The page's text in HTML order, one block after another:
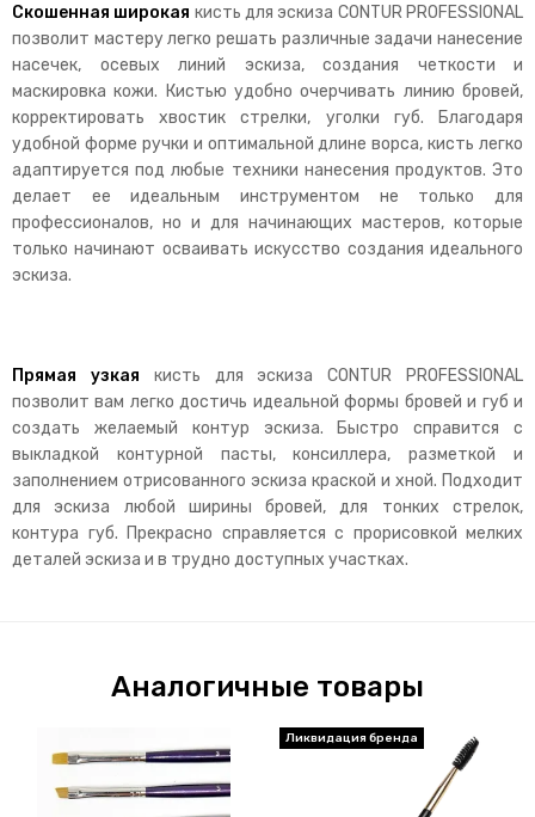
Скошенная широкая кисть для эскиза CONTUR PROFESSIONAL
позволит мастеру легко решать различные задачи нанесение
насечек, осевых линий эскиза, создания четкости и
маскировка кожи. Кистью удобно очерчивать линию бровей,
корректировать хвостик стрелки, уголки губ. Благодаря
удобной форме ручки и оптимальной длине ворса, кисть легко
адаптируется под любые техники нанесения продуктов. Это
делает ее идеальным инструментом не только для
профессионалов, но и для начинающих мастеров, которые
только начинают осваивать искусство создания идеального
эскиза.
Прямая узкая кисть для эскиза CONTUR PROFESSIONAL
позволит вам легко достичь идеальной формы бровей и губ и
создать желаемый контур эскиза. Быстро справится с
выкладкой контурной пасты, консиллера, разметкой и
заполнением отрисованного эскиза краской и хной. Подходит
для эскиза любой ширины бровей, для тонких стрелок,
контура губ. Прекрасно справляется с прорисовкой мелких
деталей эскиза и в трудно доступных участках.
Аналогичные товары